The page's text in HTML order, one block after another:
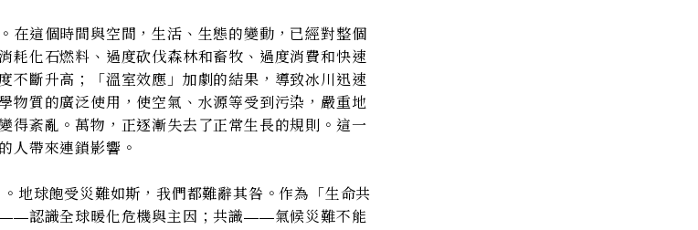
在這個時間與空間，生活、生態的變動，已經對整個
耗化石燃料、過度砍伐森林和畜牧、過度消費和快速
不斷升高；「溫室效應」加劇的結果，導致冰川迅速
物質的廣泛使用，使空氣、水源等受到污染，嚴重地
得紊亂。萬物，正逐漸失去了正常生長的規則。這一
人帶來連鎖影響。
地球飽受災難如斯，我們都難辭其咎。作為「生命共
——認識全球暖化危機與主因；共識——氣候災難不能